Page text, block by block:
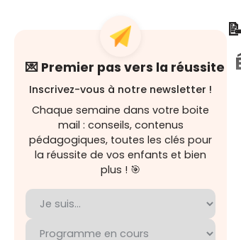
💌 Premier pas vers la réussite
Inscrivez-vous à notre newsletter !
Chaque semaine dans votre boite
mail : conseils, contenus
pédagogiques, toutes les clés pour
la réussite de vos enfants et bien
plus ! 🎯